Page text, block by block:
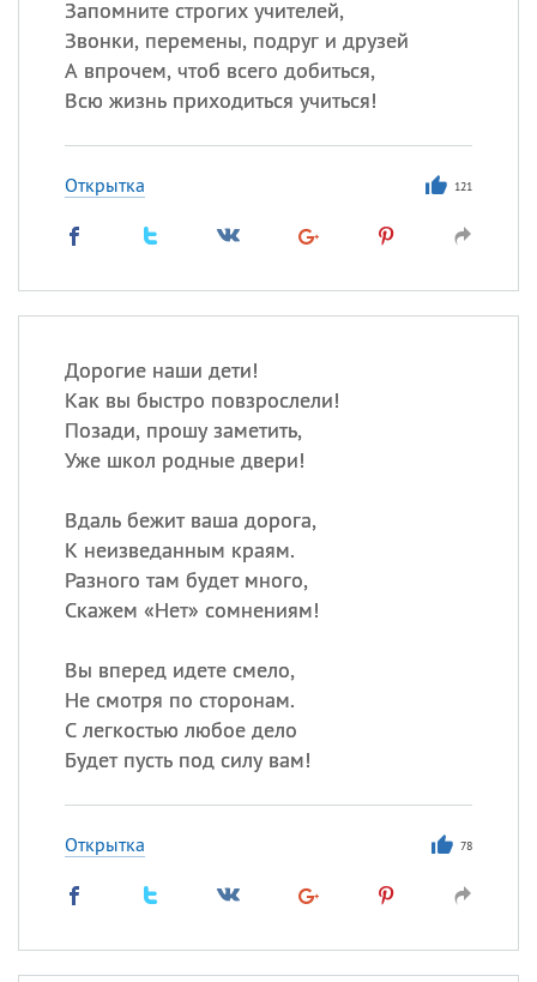
Запомните строгих учителей,
Звонки, перемены, подруг и друзей
А впрочем, чтоб всего добиться,
Всю жизнь приходиться учиться!
Открытка 121
Дорогие наши дети!
Как вы быстро повзрослели!
Позади, прошу заметить,
Уже школ родные двери!
Вдаль бежит ваша дорога,
К неизведанным краям.
Разного там будет много,
Скажем «Нет» сомнениям!
Вы вперед идете смело,
Не смотря по сторонам.
С легкостью любое дело
Будет пусть под силу вам!
Открытка 78